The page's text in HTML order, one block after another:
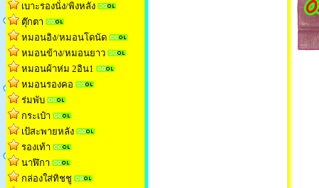
เบาะรองนั่ง/พิงหลัง
ตุ๊กตา
หมอนอิง/หมอนโดนัด
หมอนข้าง/หมอนยาว
หมอนผ้าห่ม 2อิน1
หมอนรองคอ
ร่มพับ
กระเป๋า
เป้สะพายหลัง
รองเท้า
นาฬิกา
กล่องใส่ทิชช